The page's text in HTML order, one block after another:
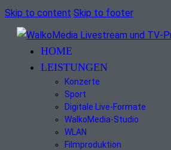
Skip to content Skip to footer
HOME
LEISTUNGEN
Konzerte
Sport
Digitale Live-Formate
WalkoMedia-Studio
WLAN
Filmproduktion